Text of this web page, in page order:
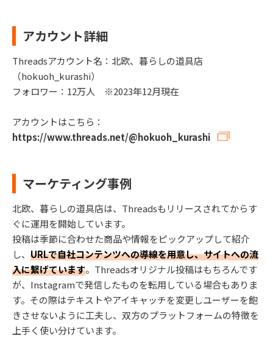
アカウント詳細
Threadsアカウント名：北欧、暮らしの道具店
（hokuoh_kurashi）
フォロワー：12万人 ※2023年12月現在
アカウントはこちら：
https://www.threads.net/@hokuoh_kurashi
マーケティング事例
北欧、暮らしの道具店は、Threadsもリリースされてからす
ぐに運用を開始しています。
投稿は季節に合わせた商品や情報をピックアップして紹介
し、 URLで自社コンテンツへの導線を用意し、サイトへの流
入に繋げています。Threadsオリジナル投稿はもちろんです
が、Instagramで発信したものを転用している場合もありま
す。その際はテキストやアイキャッチを変更しユーザーを飽
きさせないように工夫し、双方のプラットフォームの特徴を
上手く使い分けています。